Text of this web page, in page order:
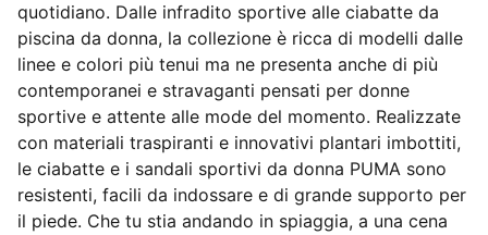
quotidiano. Dalle infradito sportive alle ciabatte da
piscina da donna, la collezione è ricca di modelli dalle
linee e colori più tenui ma ne presenta anche di più
contemporanei e stravaganti pensati per donne
sportive e attente alle mode del momento. Realizzate
con materiali traspiranti e innovativi plantari imbottiti,
le ciabatte e i sandali sportivi da donna PUMA sono
resistenti, facili da indossare e di grande supporto per
il piede. Che tu stia andando in spiaggia, a una cena